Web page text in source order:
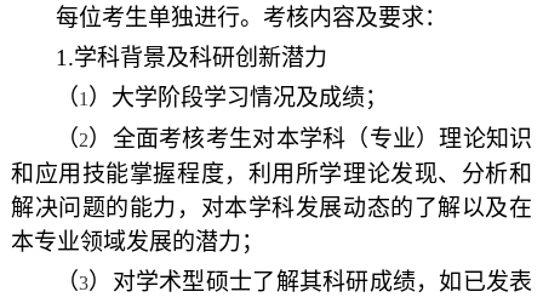
每位考生单独进行。考核内容及要求：
1.学科背景及科研创新潜力
（1 ）大学阶段学习情况及成绩；
（2）全面考核考生对本学科（专业）理论知识
和应用技能掌握程度，利用所学理论发现、分析和
解决问题的能力，对本学科发展动态的了解以及在
本专业领域发展的潜力；
（3）对学术型硕士了解其科研成绩，如已发表